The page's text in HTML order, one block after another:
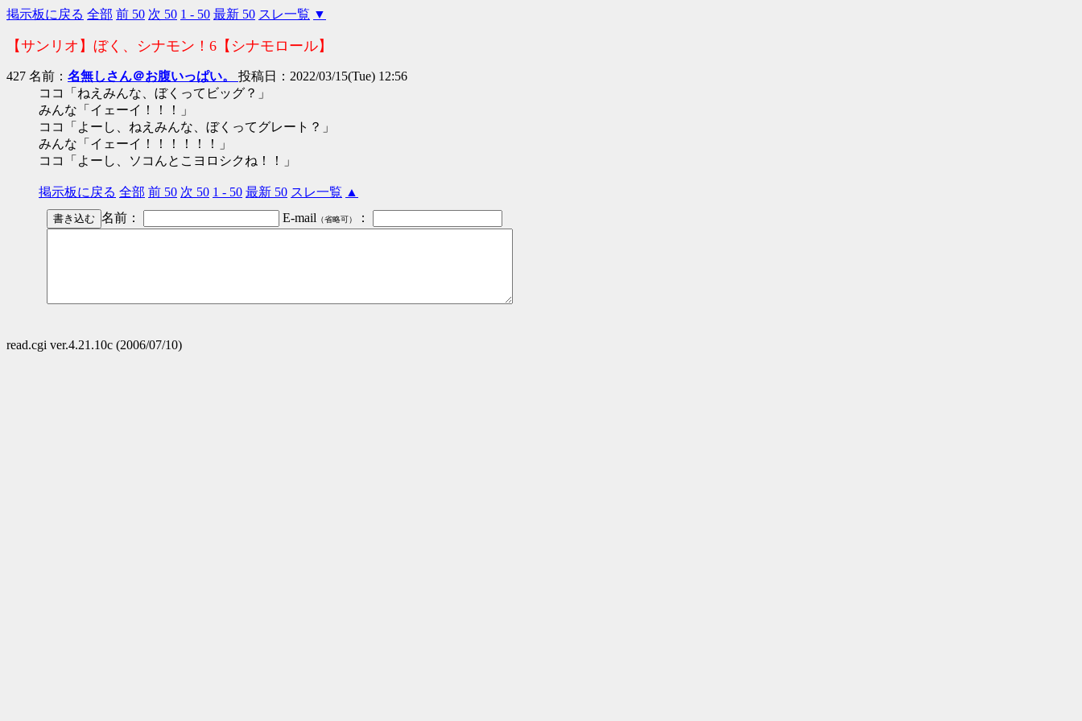
掲示板に戻る 全部 前 50 次 50 1 - 50 最新 50 スレ一覧 ▼
【サンリオ】ぼく、シナモン！6【シナモロール】
427 名前： 名無しさん＠お腹いっぱい。 投稿日：2022/03/15(Tue) 12:56
ココ「ねえみんな、ぼくってビッグ？」
みんな「イェーイ！！！」
ココ「よーし、ねえみんな、ぼくってグレート？」
みんな「イェーイ！！！！！！」
ココ「よーし、ソコんとこヨロシクね！！」
掲示板に戻る 全部 前 50 次 50 1 - 50 最新 50 スレ一覧 ▲
名前：
E-mail （省略可） ：
read.cgi ver.4.21.10c (2006/07/10)